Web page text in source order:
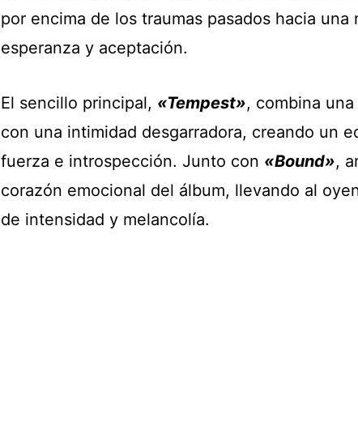
por encima de los traumas pasados hacia
esperanza y aceptación.
El sencillo principal, «Tempest», combina
con una intimidad desgarradora, creando un
fuerza e introspección. Junto con «Bound»,
corazón emocional del álbum, llevando al
de intensidad y melancolía.